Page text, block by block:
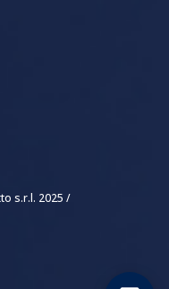
s.r.l. 2025 /